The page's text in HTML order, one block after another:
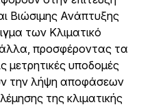
Βιώσιμης Ανάπτυξης
των Κλιματικό
προσφέροντας τα
μετρητικές υποδομές
την λήψη αποφάσεων
της κλιματικής